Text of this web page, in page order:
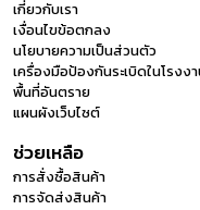
เกี่ยวกับเรา
เงื่อนไขข้อตกลง
นโยบายความเป็นส่วนตัว
เครื่องมือป้องกันระเบิดในโรง
พื้นที่อันตราย
แผนผังเว็บไซต์
ช่วยเหลือ
การสั่งซื้อสินค้า
การจัดส่งสินค้า